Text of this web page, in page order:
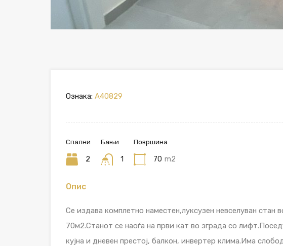
Ознака: A40829
Спални
2
Бањи
1
Површина
70 m2
Опис
Се издава комплетно наместен,луксузен невселуван стан
70м2.Станот се наоѓа на први кат во зграда со
кујна и дневен престој, балкон, инвертер клима.Има